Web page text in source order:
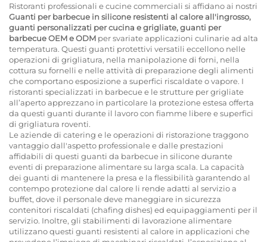
Ristoranti professionali e cucine commerciali si affidano ai nostri
Guanti per barbecue in silicone resistenti al calore all'ingrosso,
guanti personalizzati per cucina e grigliate, guanti per
barbecue OEM e ODM per svariate applicazioni culinarie ad alta
temperatura. Questi guanti protettivi versatili eccellono nelle
operazioni di grigliatura, nella manipolazione di forni, nella
cottura su fornelli e nelle attività di preparazione degli alimenti
che comportano esposizione a superfici riscaldate o vapore. I
ristoranti specializzati in barbecue e le strutture per grigliate
all’aperto apprezzano in particolare la protezione estesa offerta
da questi guanti durante il lavoro con fiamme libere e superfici
di grigliatura roventi.
Le aziende di catering e le operazioni di ristorazione traggono
vantaggio dall'aspetto professionale e dalle prestazioni
affidabili di questi guanti da barbecue in silicone durante
eventi di preparazione alimentare su larga scala. La capacità
dei guanti di mantenere la presa e la flessibilità garantendo al
contempo protezione dal calore li rende adatti al servizio a
buffet, dove il personale deve maneggiare in sicurezza
contenitori riscaldati (chafing dishes) ed equipaggiamenti per il
servizio. Inoltre, gli stabilimenti di lavorazione alimentare
utilizzano questi guanti resistenti al calore in applicazioni che